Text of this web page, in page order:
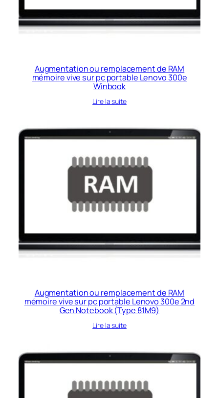
Augmentation ou remplacement de RAM
mémoire vive sur pc portable Lenovo 300e
Winbook
Lire la suite
Augmentation ou remplacement de RAM
mémoire vive sur pc portable Lenovo 300e 2nd
Gen Notebook (Type 81M9)
Lire la suite